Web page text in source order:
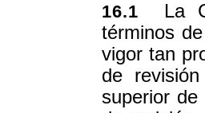
16.1 La
términos
vigor tan
de
superior